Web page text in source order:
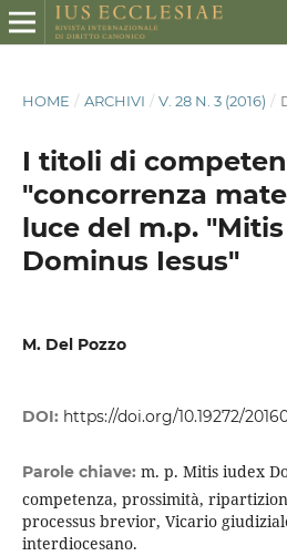
HOME / ARCHIVI / V. 28 N. 3 (2016) /
I titoli di
"concorrenza
luce del m.p.
Dominus Iesus"
M. Del Pozzo
DOI: https://doi.org/10.19272/
Parole chiave: m. p. Mitis iudex
competenza, prossimità,
processus brevior, Vicario
interdiocesano.